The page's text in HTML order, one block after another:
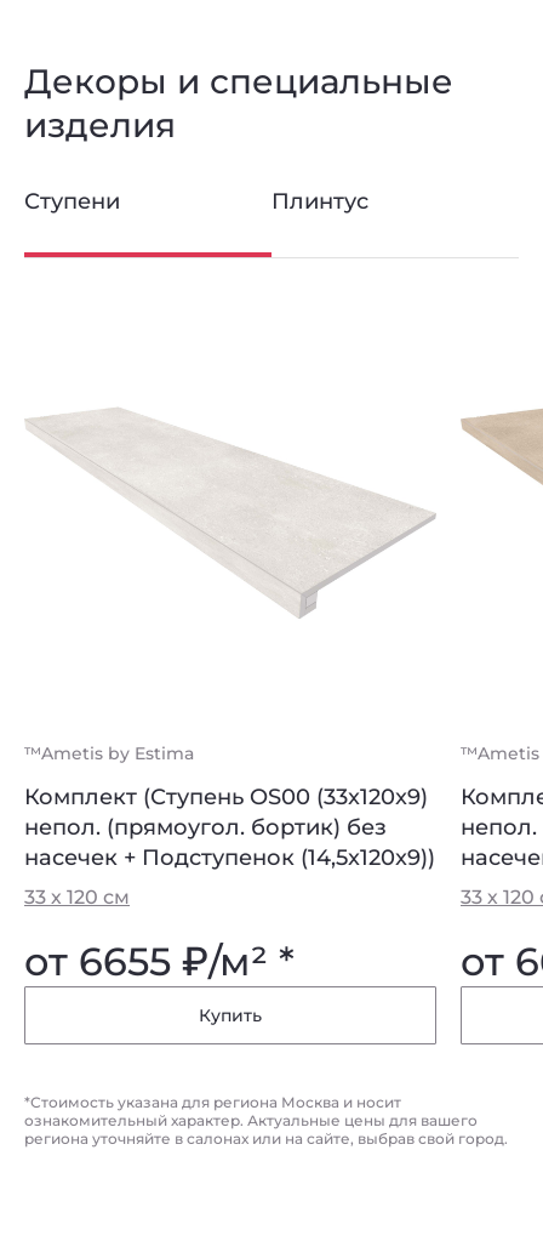
Декоры и специальные
изделия
Ступени Плинтус
™Ametis by Estima
Комплект (Ступень OS00 (33x120x9)
непол. (прямоугол. бортик) без
насечек + Подступенок (14,5x120x9))
33 х 120 см
от 6655 ₽/м² *
Купить
™Ametis
непол.
33 х 120
от
™Ametis by Estima
Плинтус OS00-7x60x9-Непол.
7 х 60 см
от 350
Купить
™Ametis
7 х 60
от
*Стоимость указана для региона Москва и носит
ознакомительный характер. Актуальные цены для вашего
региона уточняйте в салонах или на сайте, выбрав свой город.